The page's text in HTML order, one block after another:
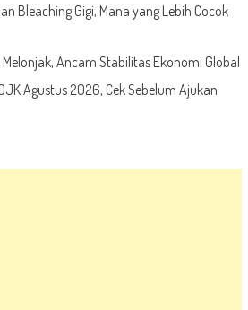
Bleaching Gigi, Mana yang Lebih Cocok
Ancam Stabilitas Ekonomi Global
Agustus 2026, Cek Sebelum Ajukan